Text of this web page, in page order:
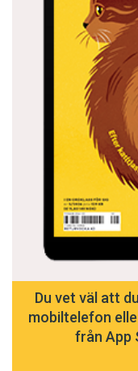
Du vet väl att
mobiltelefon
från App